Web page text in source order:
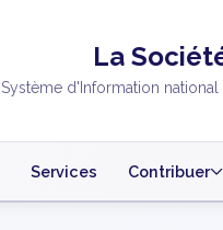
La
Système d'Information
Services Contribuer